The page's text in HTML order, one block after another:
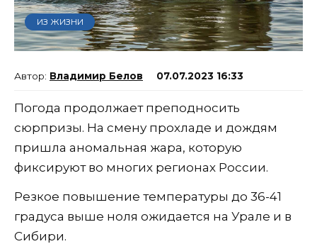
ИЗ ЖИЗНИ
Владимир Белов 07.07.2023 16:33
Погода продолжает преподносить
сюрпризы. На смену прохладе и дождям
пришла аномальная жара, которую
фиксируют во многих регионах России.
Резкое повышение температуры до 36-41
градуса выше ноля ожидается на Урале и в
Сибири.